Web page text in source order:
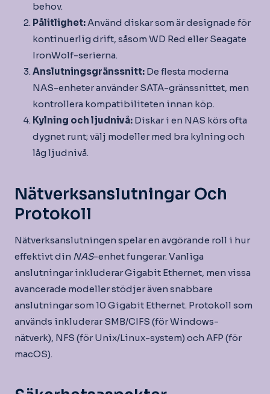
behov.
Pålitlighet:Använd diskar som är designade för
kontinuerlig drift, såsom WD Red eller Seagate
IronWolf-serierna.
Anslutningsgränssnitt: De flesta moderna
NAS-enheter använder SATA-gränssnittet, men
kontrollera kompatibiliteten innan köp.
Kylning och ljudnivå: Diskar i en NAS körs ofta
dygnet runt; välj modeller med bra kylning och
låg ljudnivå.
Nätverksanslutningar Och
Protokoll
Nätverksanslutningen spelar en avgörande roll i hur
effektivt din NAS-enhet fungerar. Vanliga
anslutningar inkluderar Gigabit Ethernet, men vissa
avancerade modeller stödjer även snabbare
anslutningar som 10 Gigabit Ethernet. Protokoll som
används inkluderar SMB/CIFS (för Windows-
nätverk), NFS (för Unix/Linux-system) och AFP (för
macOS).